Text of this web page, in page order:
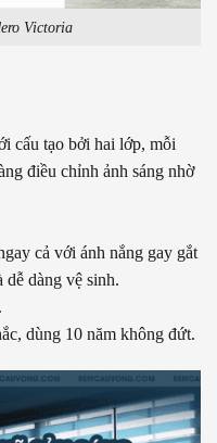
Victoria
cấu tạo bởi hai lớp, mỗi
điều chỉnh ảnh sáng nhờ
cả với ánh nắng gay gắt
dễ dàng vệ sinh.
dùng 10 năm không đứt.